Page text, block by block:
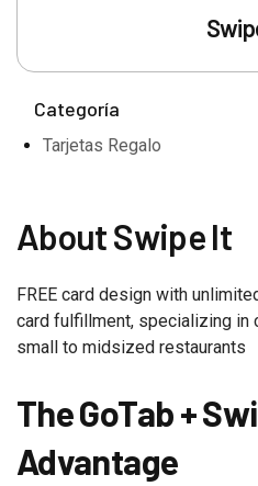
Categoría
Tarjetas Regalo
About Swipe It
FREE card design with
card fulfillment, specializing in
small to midsized restaurants
The GoTab +
Advantage